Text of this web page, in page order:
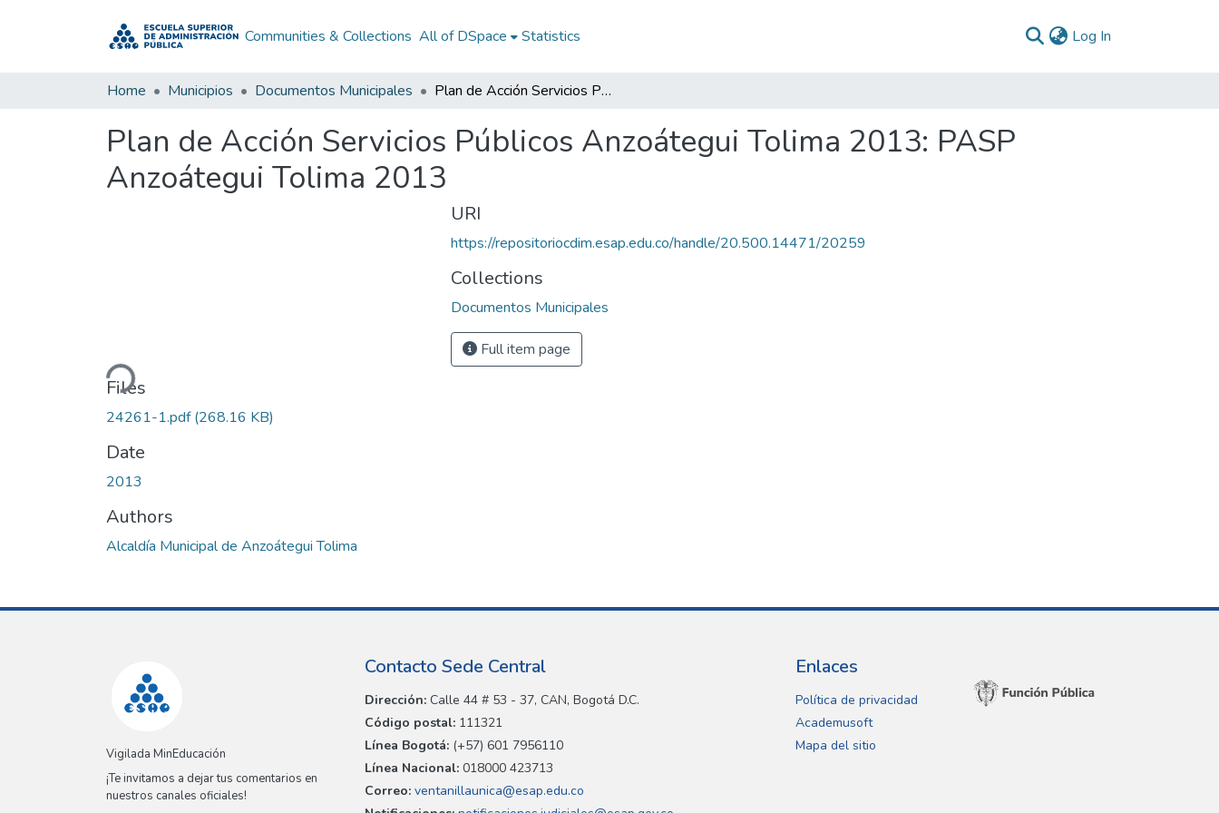
Communities & Collections All of DSpace Statistics Log In
Home Municipios Documentos Municipales Plan de Acción Servicios Públicos Anzoátegui Tolima 2013: PASP Anzoátegui Tolima 2013
Plan de Acción Servicios Públicos Anzoátegui Tolima 2013: PASP
Anzoátegui Tolima 2013
Loading...
Files
24261-1.pdf(268.16 KB)
Date
2013
Authors
Alcaldía Municipal de Anzoátegui Tolima
URI
https://repositoriocdim.esap.edu.co/handle/20.500.14471/20259
Collections
Documentos Municipales
Full item page
Vigilada MinEducación
¡Te invitamos a dejar tus comentarios en
nuestros canales oficiales!
Contacto Sede Central
Dirección: Calle 44 # 53 - 37, CAN, Bogotá D.C.
Código postal: 111321
Línea Bogotá: (+57) 601 7956110
Línea Nacional: 018000 423713
Correo: ventanillaunica@esap.edu.co
Enlaces
Política de privacidad
Academusoft
Mapa del sitio